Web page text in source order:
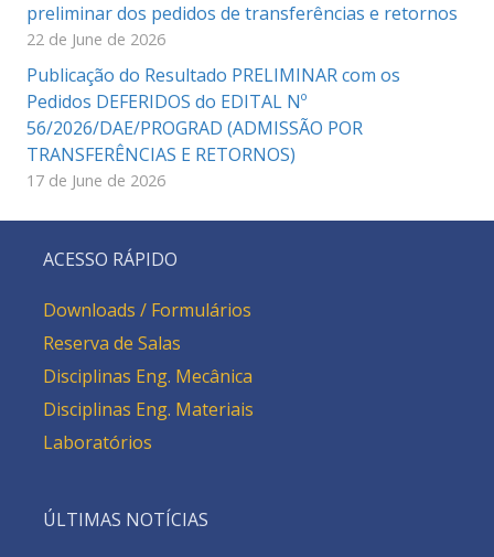
preliminar dos pedidos de transferências e retornos
22 de June de 2026
Publicação do Resultado PRELIMINAR com os
Pedidos DEFERIDOS do EDITAL Nº
56/2026/DAE/PROGRAD (ADMISSÃO POR
TRANSFERÊNCIAS E RETORNOS)
17 de June de 2026
ACESSO RÁPIDO
Downloads / Formulários
Reserva de Salas
Disciplinas Eng. Mecânica
Disciplinas Eng. Materiais
Laboratórios
ÚLTIMAS NOTÍCIAS